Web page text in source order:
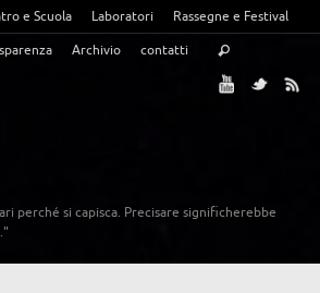
e Scuola Laboratori
Rassegne e Festival
Archivio contatti
perché si capisca. Precisare significherebbe